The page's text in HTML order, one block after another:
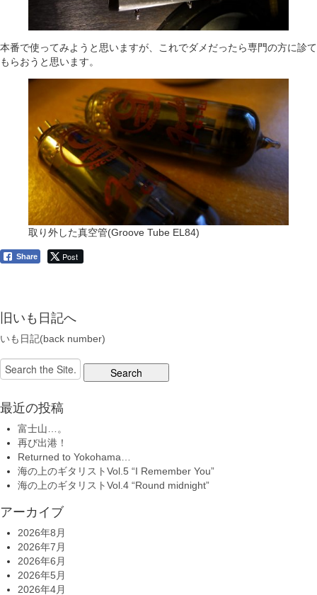
本番で使ってみようと思いますが、これでダメだったら専門の方に診て
もらおうと思います。
取り外した真空管(Groove Tube EL84)
Share Post
旧いも日記へ
いも日記(back number)
Search
for:
最近の投稿
富士山…。
再び出港！
Returned to Yokohama…
海の上のギタリストVol.5 “I Remember You”
海の上のギタリストVol.4 “Round midnight”
アーカイブ
2026年8月
2026年7月
2026年6月
2026年5月
2026年4月